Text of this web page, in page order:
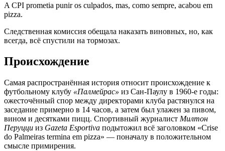
A CPI prometia punir os culpados, mas, como sempre, acabou em
pizza.
Следственная комиссия обещала наказать виновных, но, как
всегда, всё спустили на тормозах.
Происхождение
Самая распространённая история относит происхождение к
футбольному клубу «Палмейрас» из Сан-Паулу в 1960-е годы:
ожесточённый спор между директорами клуба растянулся на
заседание примерно в 14 часов, а затем был улажен за пивом,
вином и десятками пицц. Спортивный журналист Милтон
Перуцци из Gazeta Esportiva подытожил всё заголовком «Crise
do Palmeiras termina em pizza» — поначалу в положительном
смысле примирения.